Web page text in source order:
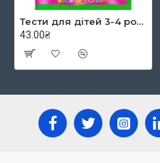
Тести для дітей 3-4 років.Веселий старт
43.00₴